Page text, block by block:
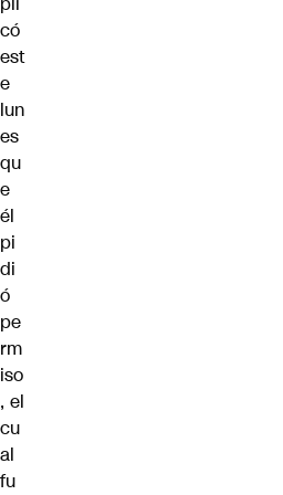
có
est
e
lun
es
qu
e
él
pi
di
ó
pe
rm
iso
, el
cu
al
fu